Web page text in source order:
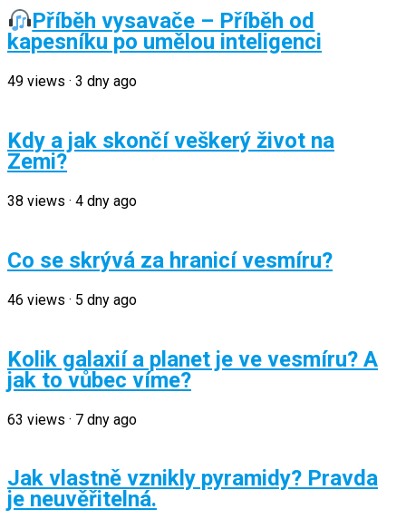
Příběh vysavače – Příběh od
kapesníku po umělou inteligenci
49 views · 3 dny ago
Kdy a jak skončí veškerý život na
Zemi?
38 views · 4 dny ago
Co se skrývá za hranicí vesmíru?
46 views · 5 dny ago
Kolik galaxií a planet je ve vesmíru? A
jak to vůbec víme?
63 views · 7 dny ago
Jak vlastně vznikly pyramidy? Pravda
je neuvěřitelná.